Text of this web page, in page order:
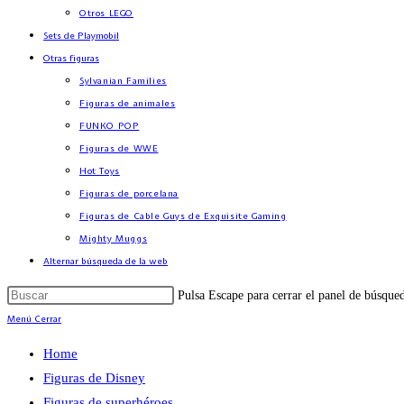
Otros LEGO
Sets de Playmobil
Otras figuras
Sylvanian Families
Figuras de animales
FUNKO POP
Figuras de WWE
Hot Toys
Figuras de porcelana
Figuras de Cable Guys de Exquisite Gaming
Mighty Muggs
Alternar búsqueda de la web
Pulsa Escape para cerrar el panel de
Menú Cerrar
Home
Figuras de Disney